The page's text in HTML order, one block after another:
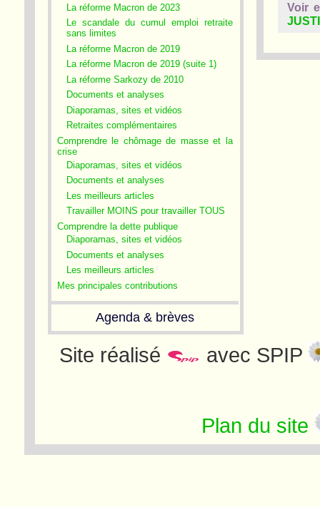
La réforme Macron de 2023
Le scandale du cumul emploi retraite
sans limites
La réforme Macron de 2019
La réforme Macron de 2019 (suite 1)
La réforme Sarkozy de 2010
Documents et analyses
Diaporamas, sites et vidéos
Retraites complémentaires
Comprendre le chômage de masse et la
crise
Diaporamas, sites et vidéos
Documents et analyses
Les meilleurs articles
Travailler MOINS pour travailler TOUS
Comprendre la dette publique
Diaporamas, sites et vidéos
Documents et analyses
Les meilleurs articles
Mes principales contributions
Agenda & brèves
Voir
Site réalisé avec SPIP
Plan du site